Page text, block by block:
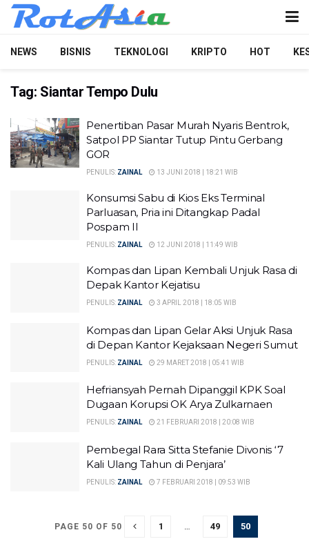
NEWS BISNIS TEKNOLOGI KRIPTO HOT
Tag: Siantar Tempo Dulu
Penertiban Pasar Murah Nyaris Bentrok,
Satpol PP Siantar Tutup Pintu Gerbang
GOR
PENULIS: ZAINAL 13 JUNI 2018 | 18:21 WIB
Konsumsi Sabu di Kios Eks Terminal
Parluasan, Pria ini Ditangkap Padal
Pospam II
PENULIS: ZAINAL 12 JUNI 2018 | 11:49 WIB
Kompas dan Lipan Kembali Unjuk Rasa di
Depak Kantor Kejatisu
PENULIS: ZAINAL 3 APRIL 2018 | 18:05 WIB
Kompas dan Lipan Gelar Aksi Unjuk Rasa
di Depan Kantor Kejaksaan Negeri Sumut
PENULIS: ZAINAL 29 MARET 2018 | 05:41 WIB
Hefriansyah Pernah Dipanggil KPK Soal
Dugaan Korupsi OK Arya Zulkarnaen
PENULIS: ZAINAL 21 FEBRUARI 2018 | 20:08 WIB
Pembegal Rara Sitta Stefanie Divonis ‘7
Kali Ulang Tahun di Penjara’
PENULIS: ZAINAL 7 FEBRUARI 2018 | 09:53 WIB
PAGE 50 OF 50 1 … 49 50